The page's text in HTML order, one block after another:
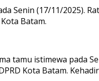
Senin (17/11/2025).
Batam.
tamu istimewa pada
Kota Batam.